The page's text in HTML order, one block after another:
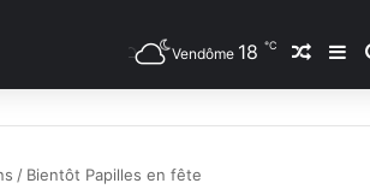
Vendôme 18 ℃
/ Bientôt Papilles en fête